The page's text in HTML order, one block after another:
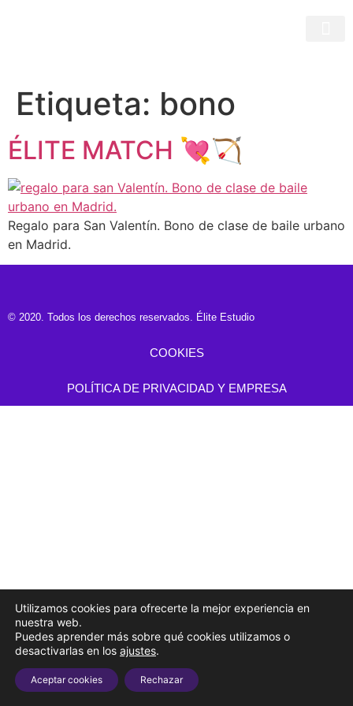
Etiqueta: bono
ÉLITE MATCH 💘🏹
Regalo para San Valentín. Bono de clase de baile urbano
en Madrid.
© 2020. Todos los derechos reservados. Élite Estudio
COOKIES
POLÍTICA DE PRIVACIDAD Y EMPRESA
Utilizamos cookies para ofrecerte la mejor experiencia en
nuestra web.
Puedes aprender más sobre qué cookies utilizamos o
desactivarlas en los ajustes.
Aceptar cookies Rechazar